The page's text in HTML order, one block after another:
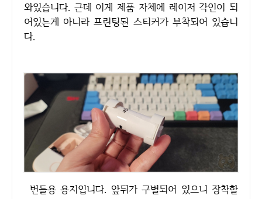
와있습니다. 근데 이게 제품 자체에 레이저 각인이 되
어있는게 아니라 프린팅된 스티커가 부착되어 있습니
다.
번들용 용지입니다. 앞뒤가 구별되어 있으니 장착할